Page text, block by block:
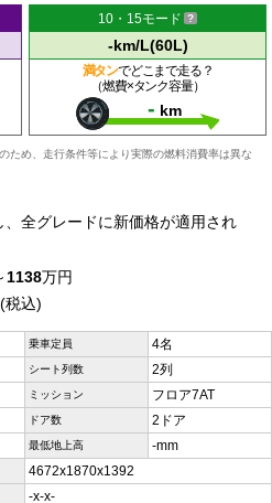
10・15モード
-km/L(60L)
満タンでどこまで走る？
（燃費×タンク容量）
- km
ため、走行条件等により実際の燃料消費率は異な
全グレードに新価格が適用され
1138万円
税込)
乗車定員 4名
シート列数 2列
ミッション フロア7AT
ドア数 2ドア
最低地上高 -mm
4672x1870x1392
-x-x-